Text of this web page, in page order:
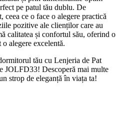
pe patul tău dublu. De
ceea ce o face o alegere practică
pozitive ale clienților care au
calitatea și confortul său, oferind o
alegere excelentă.
tău cu Lenjeria de Pat
JOLFD33! Descoperă mai multe
strop de eleganță în viața ta!